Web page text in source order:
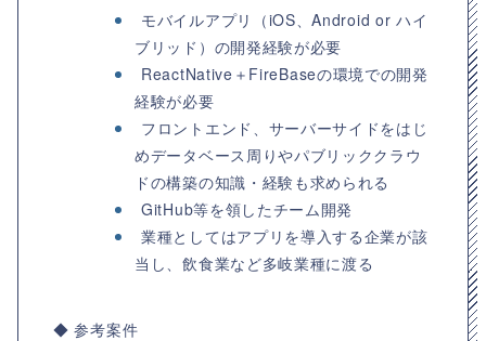
モバイルアプリ（iOS、Android or ハイ
ブリッド）の開発経験が必要
ReactNative＋FireBaseの環境での開発
経験が必要
フロントエンド、サーバーサイドをはじ
めデータベース周りやパブリッククラウ
ドの構築の知識・経験も求められる
GitHub等を領したチーム開発
業種としてはアプリを導入する企業が該
当し、飲食業など多岐業種に渡る
◆ 参考案件